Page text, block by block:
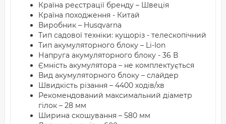
Країна реєстрації бренду – Швеція
Країна походження - Китай
Виробник – Husqvarna
Тип садової техніки: кущоріз - телескопічний
Тип акумуляторного блоку – Li-Ion
Напруга акумуляторного блоку - 36 В
Ємність акумулятора – не комплектується
Вид акумуляторного блоку – слайдер
Швидкість різання – 4400 ходів/хв
Рекомендований максимальний діаметр
гілок – 28 мм
Ширина скошування – 580 мм